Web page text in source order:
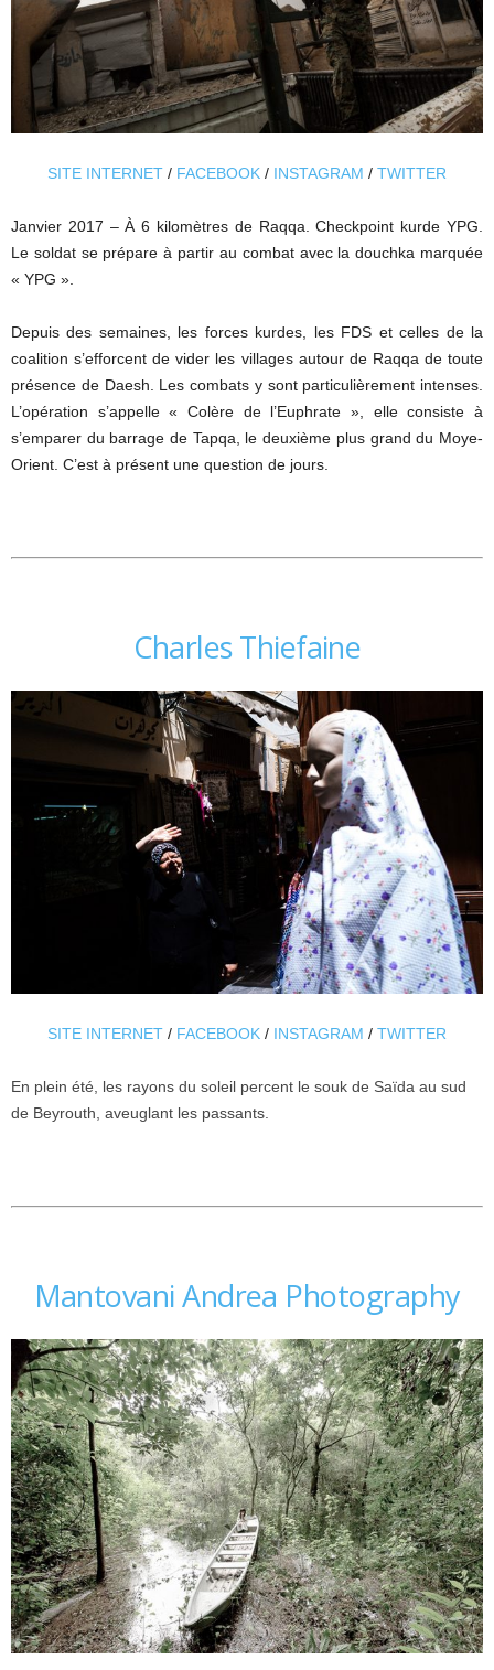
SITE INTERNET / FACEBOOK / INSTAGRAM / TWITTER
Janvier 2017 – À 6 kilomètres de Raqqa. Checkpoint kurde YPG.
Le soldat se prépare à partir au combat avec la douchka marquée
« YPG ».
Depuis des semaines, les forces kurdes, les FDS et celles de la
coalition s’efforcent de vider les villages autour de Raqqa de toute
présence de Daesh. Les combats y sont particulièrement intenses.
L’opération s’appelle « Colère de l’Euphrate », elle consiste à
s’emparer du barrage de Tapqa, le deuxième plus grand du Moye-
Orient. C’est à présent une question de jours.
Charles Thiefaine
SITE INTERNET / FACEBOOK / INSTAGRAM / TWITTER
En plein été, les rayons du soleil percent le souk de Saïda au sud
de Beyrouth, aveuglant les passants.
Mantovani Andrea Photography